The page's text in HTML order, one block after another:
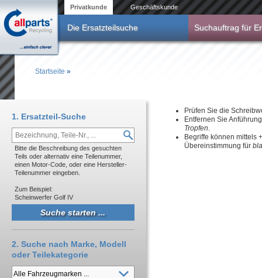
Privatkunde Geschäftskunde
Die Ersatzteilsuche Suchauftrag für
Startseite »
Prüfen Sie die
Entfernen Sie
Tropfen.
Begriffe können mittels
Übereinstimmung für
1. Ersatzteil-Suche
Bitte die Beschreibung des gesuchten
Teils oder alternativ eine Teilenummer,
einen Motor-Code, oder eine Hersteller-
Teilenummer eingeben.
Zum Beispiel:
Scheinwerfer Golf IV
2. Suche nach Marke, Modell
oder Teilekategorie